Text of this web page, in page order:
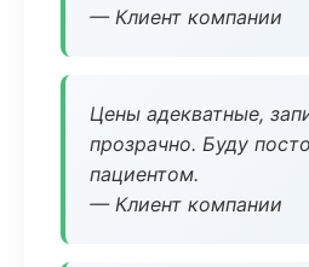
— Клиент компании
Цены адекватные,
прозрачно. Буду
пациентом.
— Клиент компании